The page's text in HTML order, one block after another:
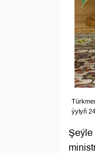
ýylyň
Şeýle